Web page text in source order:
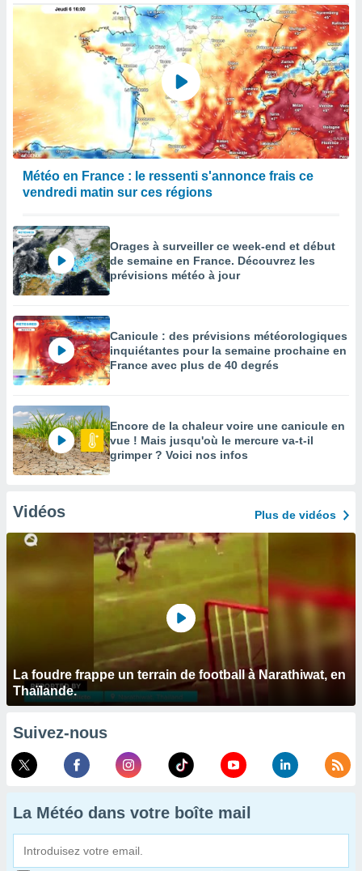
Météo en France : le ressenti s'annonce frais ce
vendredi matin sur ces régions
Orages à surveiller ce week-end et début
de semaine en France. Découvrez les
prévisions météo à jour
Canicule : des prévisions météorologiques
inquiétantes pour la semaine prochaine en
France avec plus de 40 degrés
Encore de la chaleur voire une canicule en
vue ! Mais jusqu'où le mercure va-t-il
grimper ? Voici nos infos
Vidéos Plus de vidéos
La foudre frappe un terrain de football à Narathiwat, en
Thaïlande.
Suivez-nous
La Météo dans votre boîte mail